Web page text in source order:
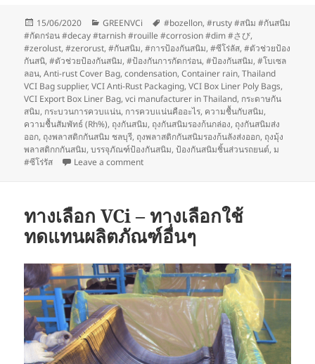
Posted
on
15/06/2020 Categories
GREENVCi Tags
#bozellon,#rusty #สนิม #กันสนิม
#กัดกร่อน #decay #tarnish #rouille #corrosion #dim #さび,
#zerolust,#zerorust,#กันสนิม,#การป้องกันสนิม,#ซีโร่ลัส,#ตัวช่วยป้อง
กันสนิ,#ตัวช่วยป้องกันสนิม,#ป้องกันการกัดกร่อน,#ป้องกันสนิม,#โบเซล
ลอน,Anti-rust Cover Bag,condensation,Container rain,Thailand
VCI Bag supplier,VCI Anti-Rust Packaging,VCI Box Liner Poly Bags,
VCI Export Box Liner Bag,vci manufacturer in Thailand, กระดาษกัน
สนิม, กระบวนการควบแน่น, การควบแน่นคืออะไร, ความชื้นกับสนิม,
ความชื้นสัมพัทธ์ (Rh%), ถุงกันสนิม, ถุงกันสนิมรองก้นกล่อง, ถุงกันสนิมส่ง
ออก, ถุงพลาสติกกันสนิม ชลบุรี, ถุงพลาสติกกันสนิมรองก้นลังส่งออก, ถุงมุ้ง
พลาสติกกกันสนิม,บรรจุภัณฑ์ป้องกันสนิม,ป้องกันสนิมชิ้นส่วนรถยนต์,ม
#ซีโร่รัส
Leave a commenton ประโยชน์และการใช้งานที่หลากหลายของ
ทางเลือก VCi – ทางเลือกใช้
ทดแทนผลิตภัณฑ์อื่นๆ